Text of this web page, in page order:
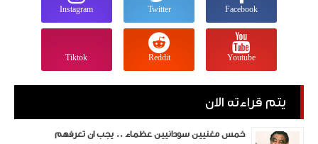
Facebook
Twitter
Instagram
Youtube
Reddit
Tiktok
يتم قراءته الان
خمس مغنيين سودانيين عظماء .. يجب ان تعرفهم